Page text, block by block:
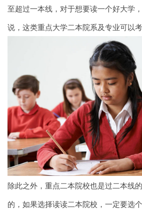
至超过一本线，对于想要读一个好大学
说，这类重点大学二本院系及专业可以考
除此之外，重点二本院校也是过二本线
的，如果选择读读二本院校，一定要选